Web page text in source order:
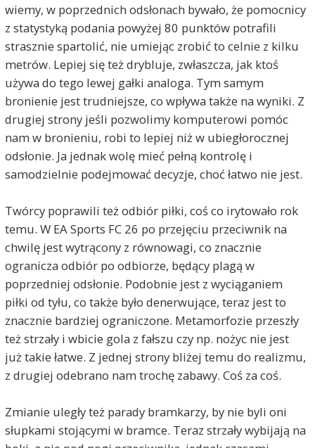
wiemy, w poprzednich odsłonach bywało, że pomocnicy
z statystyką podania powyżej 80 punktów potrafili
strasznie spartolić, nie umiejąc zrobić to celnie z kilku
metrów. Lepiej się też drybluje, zwłaszcza, jak ktoś
używa do tego lewej gałki analoga. Tym samym
bronienie jest trudniejsze, co wpływa także na wyniki. Z
drugiej strony jeśli pozwolimy komputerowi pomóc
nam w bronieniu, robi to lepiej niż w ubiegłorocznej
odsłonie. Ja jednak wolę mieć pełną kontrolę i
samodzielnie podejmować decyzje, choć łatwo nie jest.
Twórcy poprawili też odbiór piłki, coś co irytowało rok
temu. W EA Sports FC 26 po przejęciu przeciwnik na
chwilę jest wytrącony z równowagi, co znacznie
ogranicza odbiór po odbiorze, będący plagą w
poprzedniej odsłonie. Podobnie jest z wyciąganiem
piłki od tyłu, co także było denerwujące, teraz jest to
znacznie bardziej ograniczone. Metamorfozie przeszły
też strzały i wbicie gola z fałszu czy np. nożyc nie jest
już takie łatwe. Z jednej strony bliżej temu do realizmu,
z drugiej odebrano nam trochę zabawy. Coś za coś.
Zmianie uległy też parady bramkarzy, by nie byli oni
słupkami stojącymi w bramce. Teraz strzały wybijają na